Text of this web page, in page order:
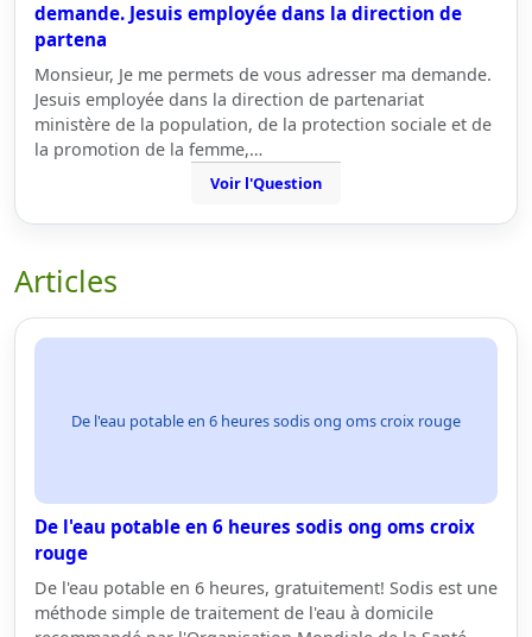
demande. Jesuis employée dans la direction de
partena
Monsieur, Je me permets de vous adresser ma demande.
Jesuis employée dans la direction de partenariat
ministère de la population, de la protection sociale et de
la promotion de la femme,…
Voir l'Question
Articles
De l'eau potable en 6 heures sodis ong oms croix rouge
De l'eau potable en 6 heures sodis ong oms croix
rouge
De l'eau potable en 6 heures, gratuitement! Sodis est une
méthode simple de traitement de l'eau à domicile